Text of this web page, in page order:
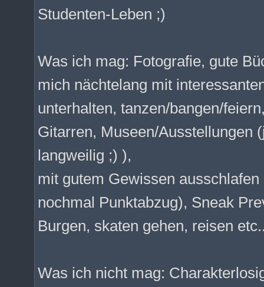
Studenten-Leben ;)
Was ich mag: Fotografie, gute
mich nächtelang mit
unterhalten, tanzen/bangen/
Gitarren, Museen/Ausstellungen
langweilig ;) ),
mit gutem Gewissen
nochmal Punktabzug), Sneak
Burgen, skaten gehen, reisen
Was ich nicht mag: